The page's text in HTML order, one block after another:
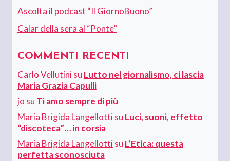
Ascolta il podcast “Il GiornoBuono”
Calar della sera al “Ponte”
COMMENTI RECENTI
Carlo Vellutinisu Lutto nel giornalismo, ci lascia
Maria Grazia Capulli
jo su Ti amo sempre di più
Maria Brigida Langellottisu Luci, suoni, effetto
“discoteca”… in corsia
Maria Brigida Langellottisu L’Etica: questa
perfetta sconosciuta